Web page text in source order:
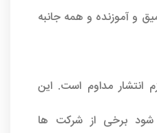
و آموزنده و همه جانبه
انتشار مداوم است. این
شود برخی از شرکت ها